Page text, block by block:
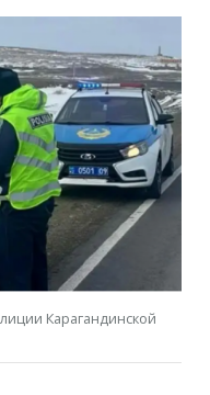
Карагандинской